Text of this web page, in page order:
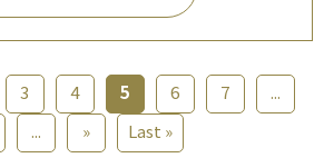
3 4 5 6 7
...
... » Last »